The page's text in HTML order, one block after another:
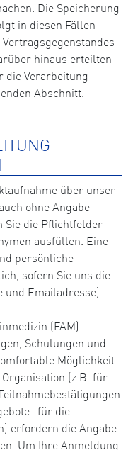
Die Speicherung
in diesen Fällen
hinaus erteilten
die Verarbeitung
Abschnitt.
über unser
ohne Angabe
Sie die Pflichtfelder
ausfüllen. Eine
persönliche
sofern Sie uns die
und Emailadresse)
(FAM)
Schulungen und
Möglichkeit
(z.B. für
für die
erfordern die Angabe
Um Ihre Anmeldung